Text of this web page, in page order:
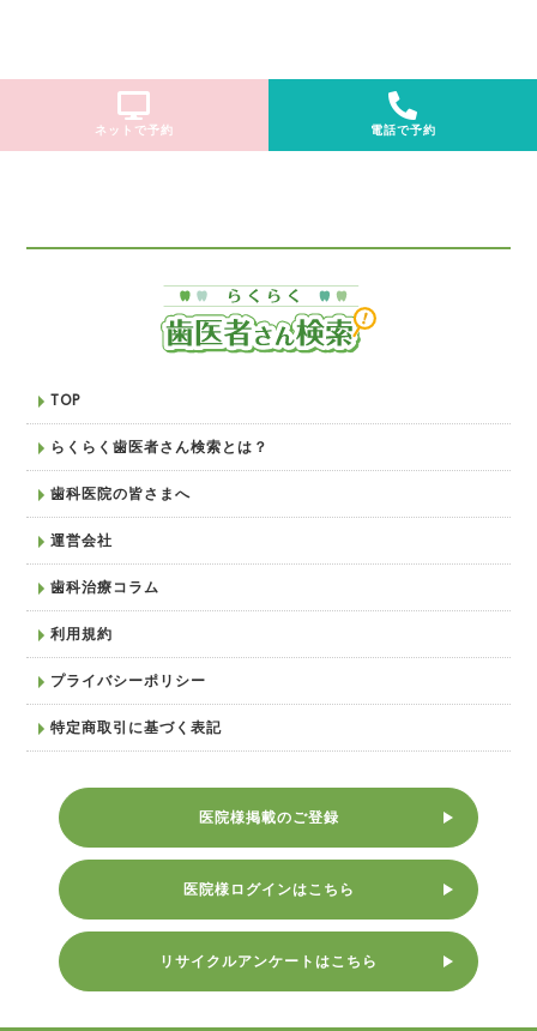
ネットで予約 電話で予約
TOP
らくらく歯医者さん検索とは？
歯科医院の皆さまへ
運営会社
歯科治療コラム
利用規約
プライバシーポリシー
特定商取引に基づく表記
医院様掲載のご登録
医院様ログインはこちら
リサイクルアンケートはこちら